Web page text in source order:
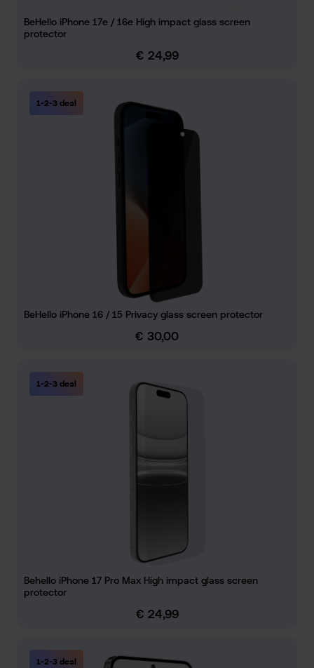
BeHello iPhone 17e / 16e High impact glass screen
protector
Normale prijs:
€ 24,99
1-2-3 deal
BeHello iPhone 16 / 15 Privacy glass screen protector
Normale prijs:
€ 30,00
1-2-3 deal
Behello iPhone 17 Pro Max High impact glass screen
protector
Normale prijs:
€ 24,99
1-2-3 deal